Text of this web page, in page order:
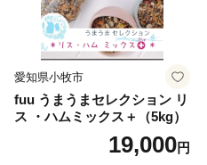
愛知県小牧市
fuu うまうまセレクション リ
ス ・ハムミックス＋（5kg）
19,000円